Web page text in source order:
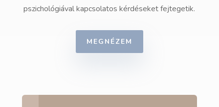
pszichológiával kapcsolatos kérdéseket fejtegetik.
MEGNÉZEM